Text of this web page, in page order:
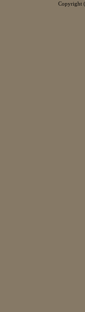
Copyright